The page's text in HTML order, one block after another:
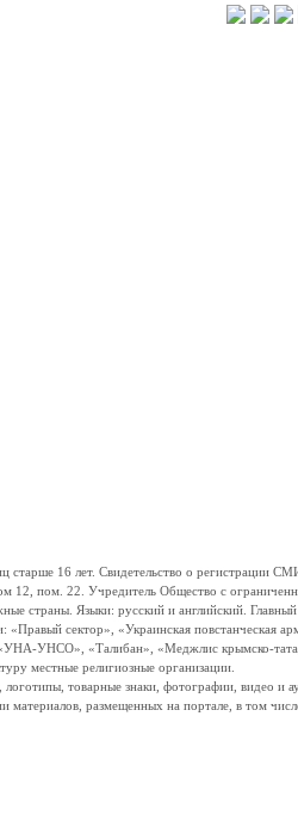
16 лет. Свидетельство о регистрации
12, пом. 22. Учредитель Общество с
страны. Языки: русский и английский.
«Правый сектор», «Украинская
УНСО», «Талибан», «Меджлис крымско-
местные религиозные организации.
товарные знаки, фотографии, видео
размещенных на портале, в том